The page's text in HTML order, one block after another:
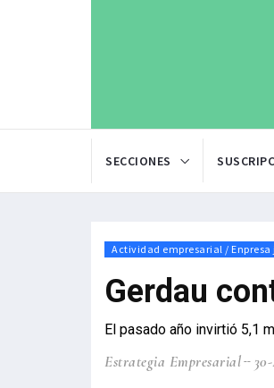
SECCIONES
Actividad empresarial /
Gerdau
El pasado año invirtió 5,1
Estrategia Empresarial